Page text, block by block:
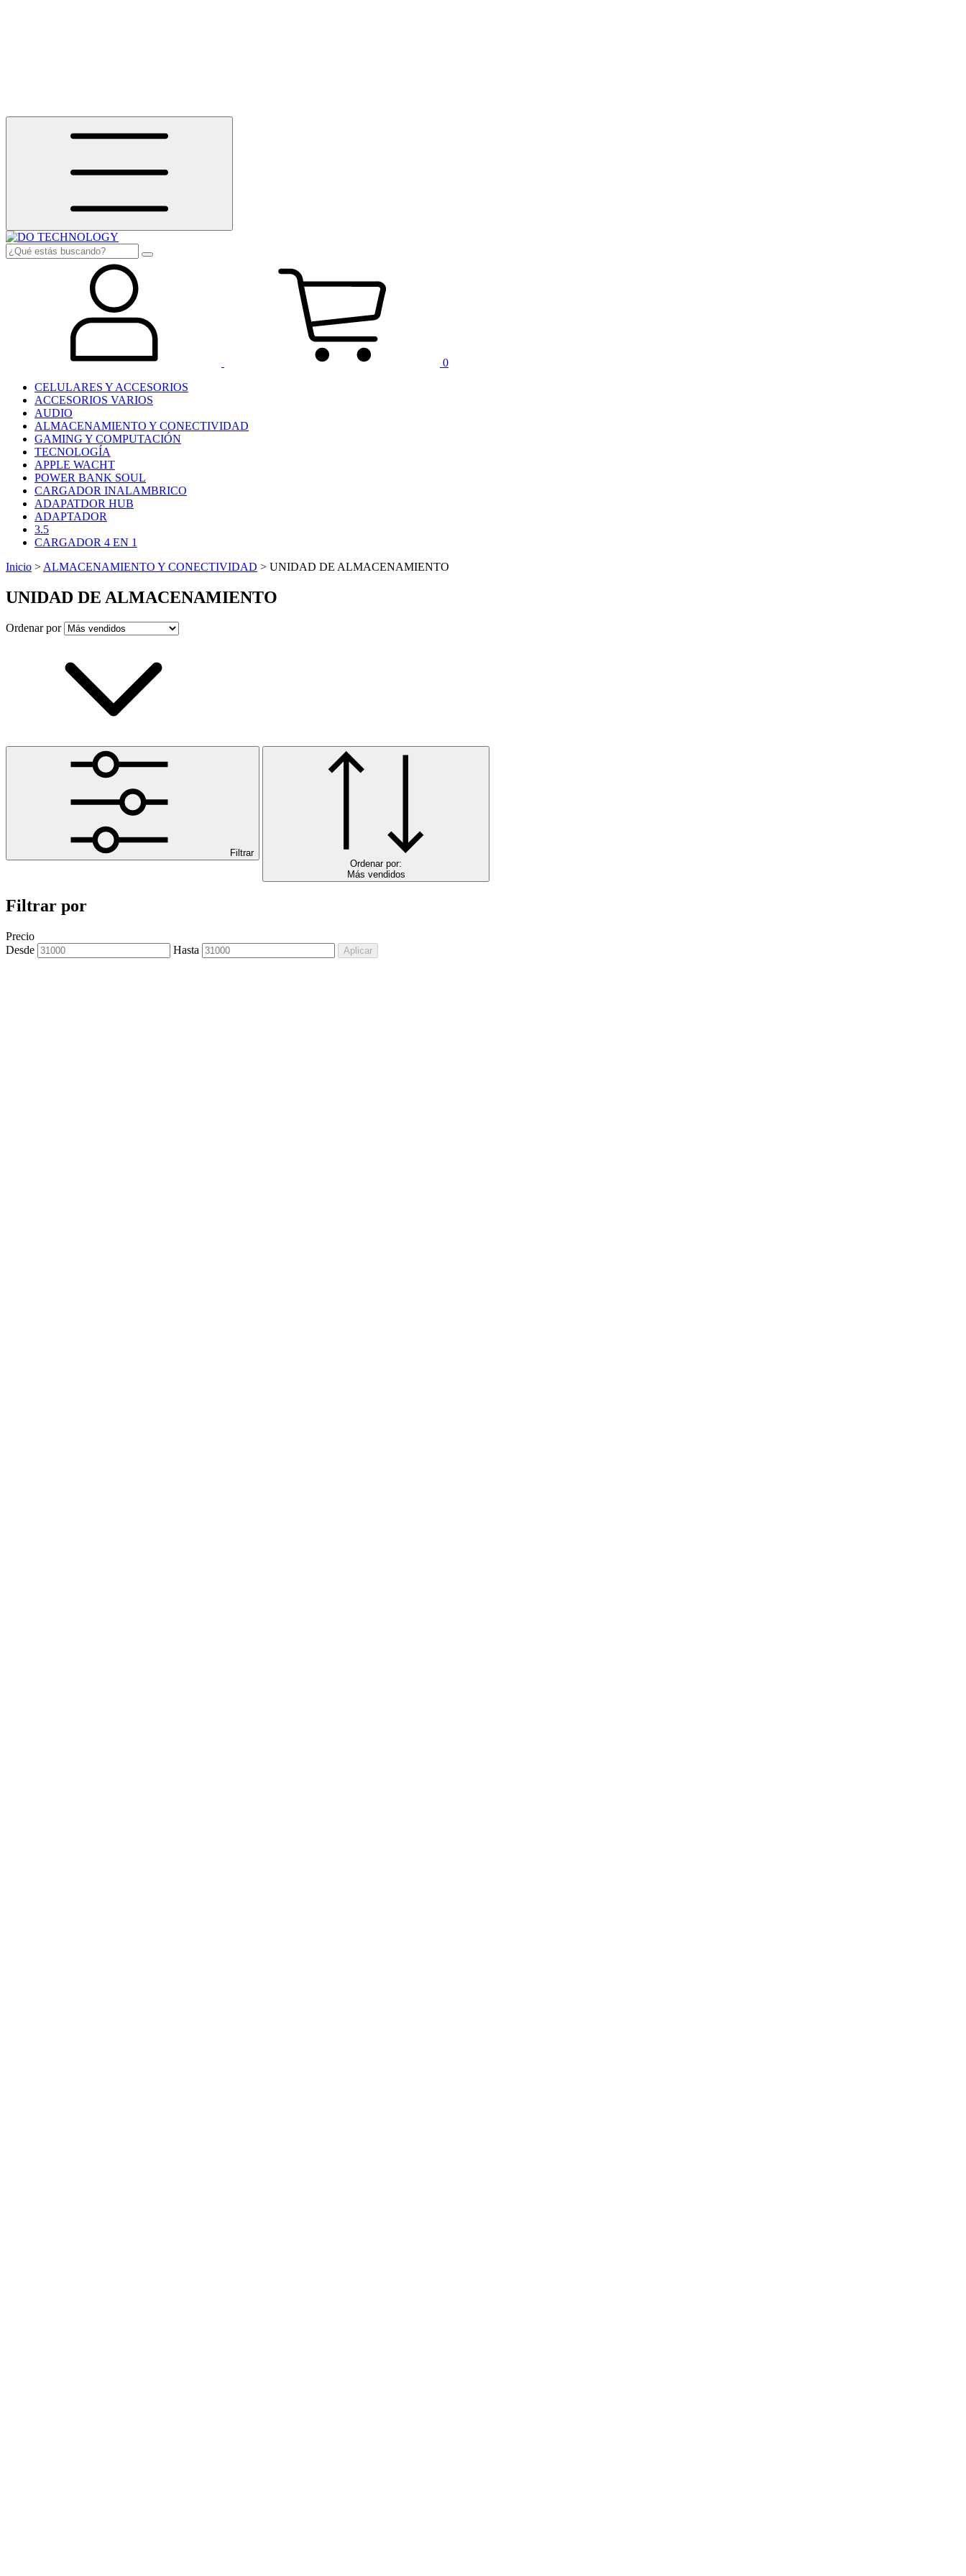
0
CELULARES Y ACCESORIOS
ACCESORIOS VARIOS
AUDIO
ALMACENAMIENTO Y CONECTIVIDAD
GAMING Y COMPUTACIÓN
TECNOLOGÍA
APPLE WACHT
POWER BANK SOUL
CARGADOR INALAMBRICO
ADAPATDOR HUB
ADAPTADOR
3.5
CARGADOR 4 EN 1
Inicio > ALMACENAMIENTO Y CONECTIVIDAD > UNIDAD DE ALMACENAMIENTO
UNIDAD DE ALMACENAMIENTO
Ordenar por
Filtrar
Ordenar por:
Más vendidos
Filtrar por
Precio
Desde
Hasta Aplicar